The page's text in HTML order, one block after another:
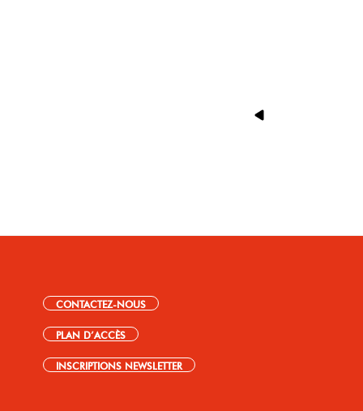
CONTACTEZ-NOUS
PLAN D’ACCÈS
INSCRIPTIONS NEWSLETTER